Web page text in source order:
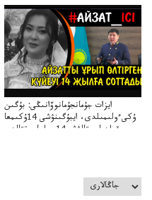
ايزات جۇمانجۇمانوۆانىڭى: بۇگىن
ۇكىءولىمىلدى، ايبۇگىنۋشى 14ۇكىمعا
سووقىلدىايىپتالۋشى14جىلعاسوتتالدى